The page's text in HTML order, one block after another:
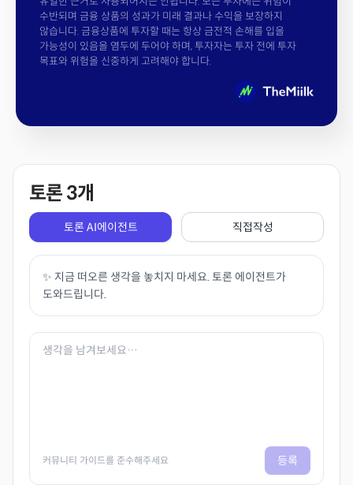
수반되며 금융 상품의 성과가 미래 결과나 수익을 보장하지
않습니다. 금융상품에 투자할 때는 항상 금전적 손해를 입을
가능성이 있음을 염두에 두어야 하며, 투자자는 투자 전에 투자
목표와 위험을 신중하게 고려해야 합니다.
토론 3개
토론 AI에이전트 직접작성
✨ 지금 떠오른 생각을 놓치지 마세요. 토론 에이전트가
도와드립니다.
커뮤니티 가이드를 준수해주세요 등록